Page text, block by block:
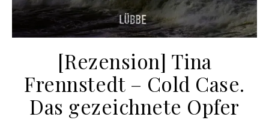
[Rezension] Tina
Frennstedt – Cold Case.
Das gezeichnete Opfer